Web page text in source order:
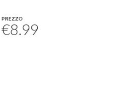
PREZZO
€8.99